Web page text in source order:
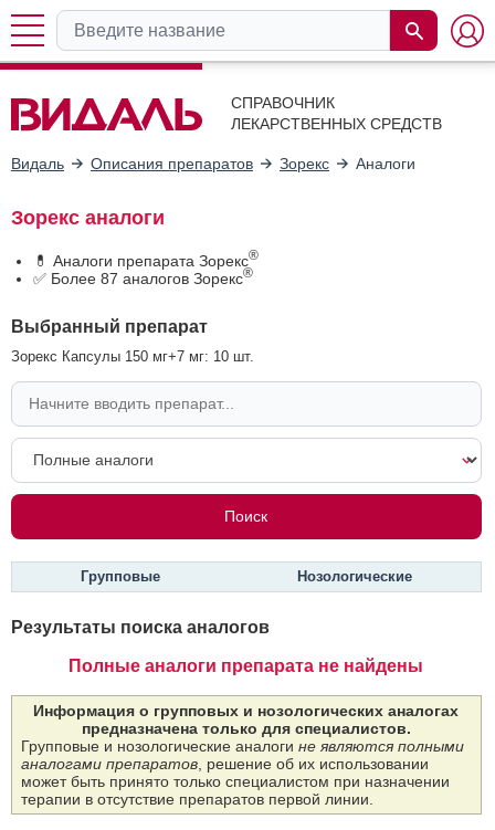
СПРАВОЧНИК
ЛЕКАРСТВЕННЫХ СРЕДСТВ
Видаль Описания препаратов Зорекс Аналоги
Зорекс аналоги
💊 Аналоги препарата Зорекс®
✅ Более 87 аналогов Зорекс®
Выбранный препарат
Зорекс Капсулы 150 мг+7 мг: 10 шт.
Групповые Нозологические
Результаты поиска аналогов
Полные аналоги препарата не найдены
Информация о групповых и нозологических аналогах
предназначена только для специалистов.
Групповые и нозологические аналоги не являются полными
аналогами препаратов , решение об их использовании
может быть принято только специалистом при назначении
терапии в отсутствие препаратов первой линии.